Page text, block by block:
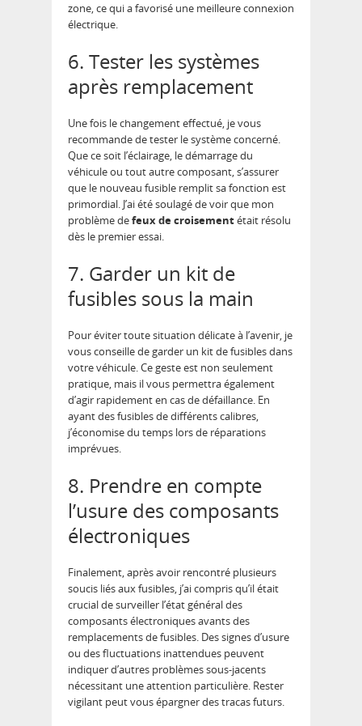
zone, ce qui a favorisé une meilleure connexion
électrique.
6. Tester les systèmes
après remplacement
Une fois le changement effectué, je vous
recommande de tester le système concerné.
Que ce soit l’éclairage, le démarrage du
véhicule ou tout autre composant, s’assurer
que le nouveau fusible remplit sa fonction est
primordial. J’ai été soulagé de voir que mon
problème defeux de croisementétait résolu
dès le premier essai.
7. Garder un kit de
fusibles sous la main
Pour éviter toute situation délicate à l’avenir, je
vous conseille de garder un kit de fusibles dans
votre véhicule. Ce geste est non seulement
pratique, mais il vous permettra également
d’agir rapidement en cas de défaillance. En
ayant des fusibles de différents calibres,
j’économise du temps lors de réparations
imprévues.
8. Prendre en compte
l’usure des composants
électroniques
Finalement, après avoir rencontré plusieurs
soucis liés aux fusibles, j’ai compris qu’il était
crucial de surveiller l’état général des
composants électroniques avants des
remplacements de fusibles. Des signes d’usure
ou des fluctuations inattendues peuvent
indiquer d’autres problèmes sous-jacents
nécessitant une attention particulière. Rester
vigilant peut vous épargner des tracas futurs.